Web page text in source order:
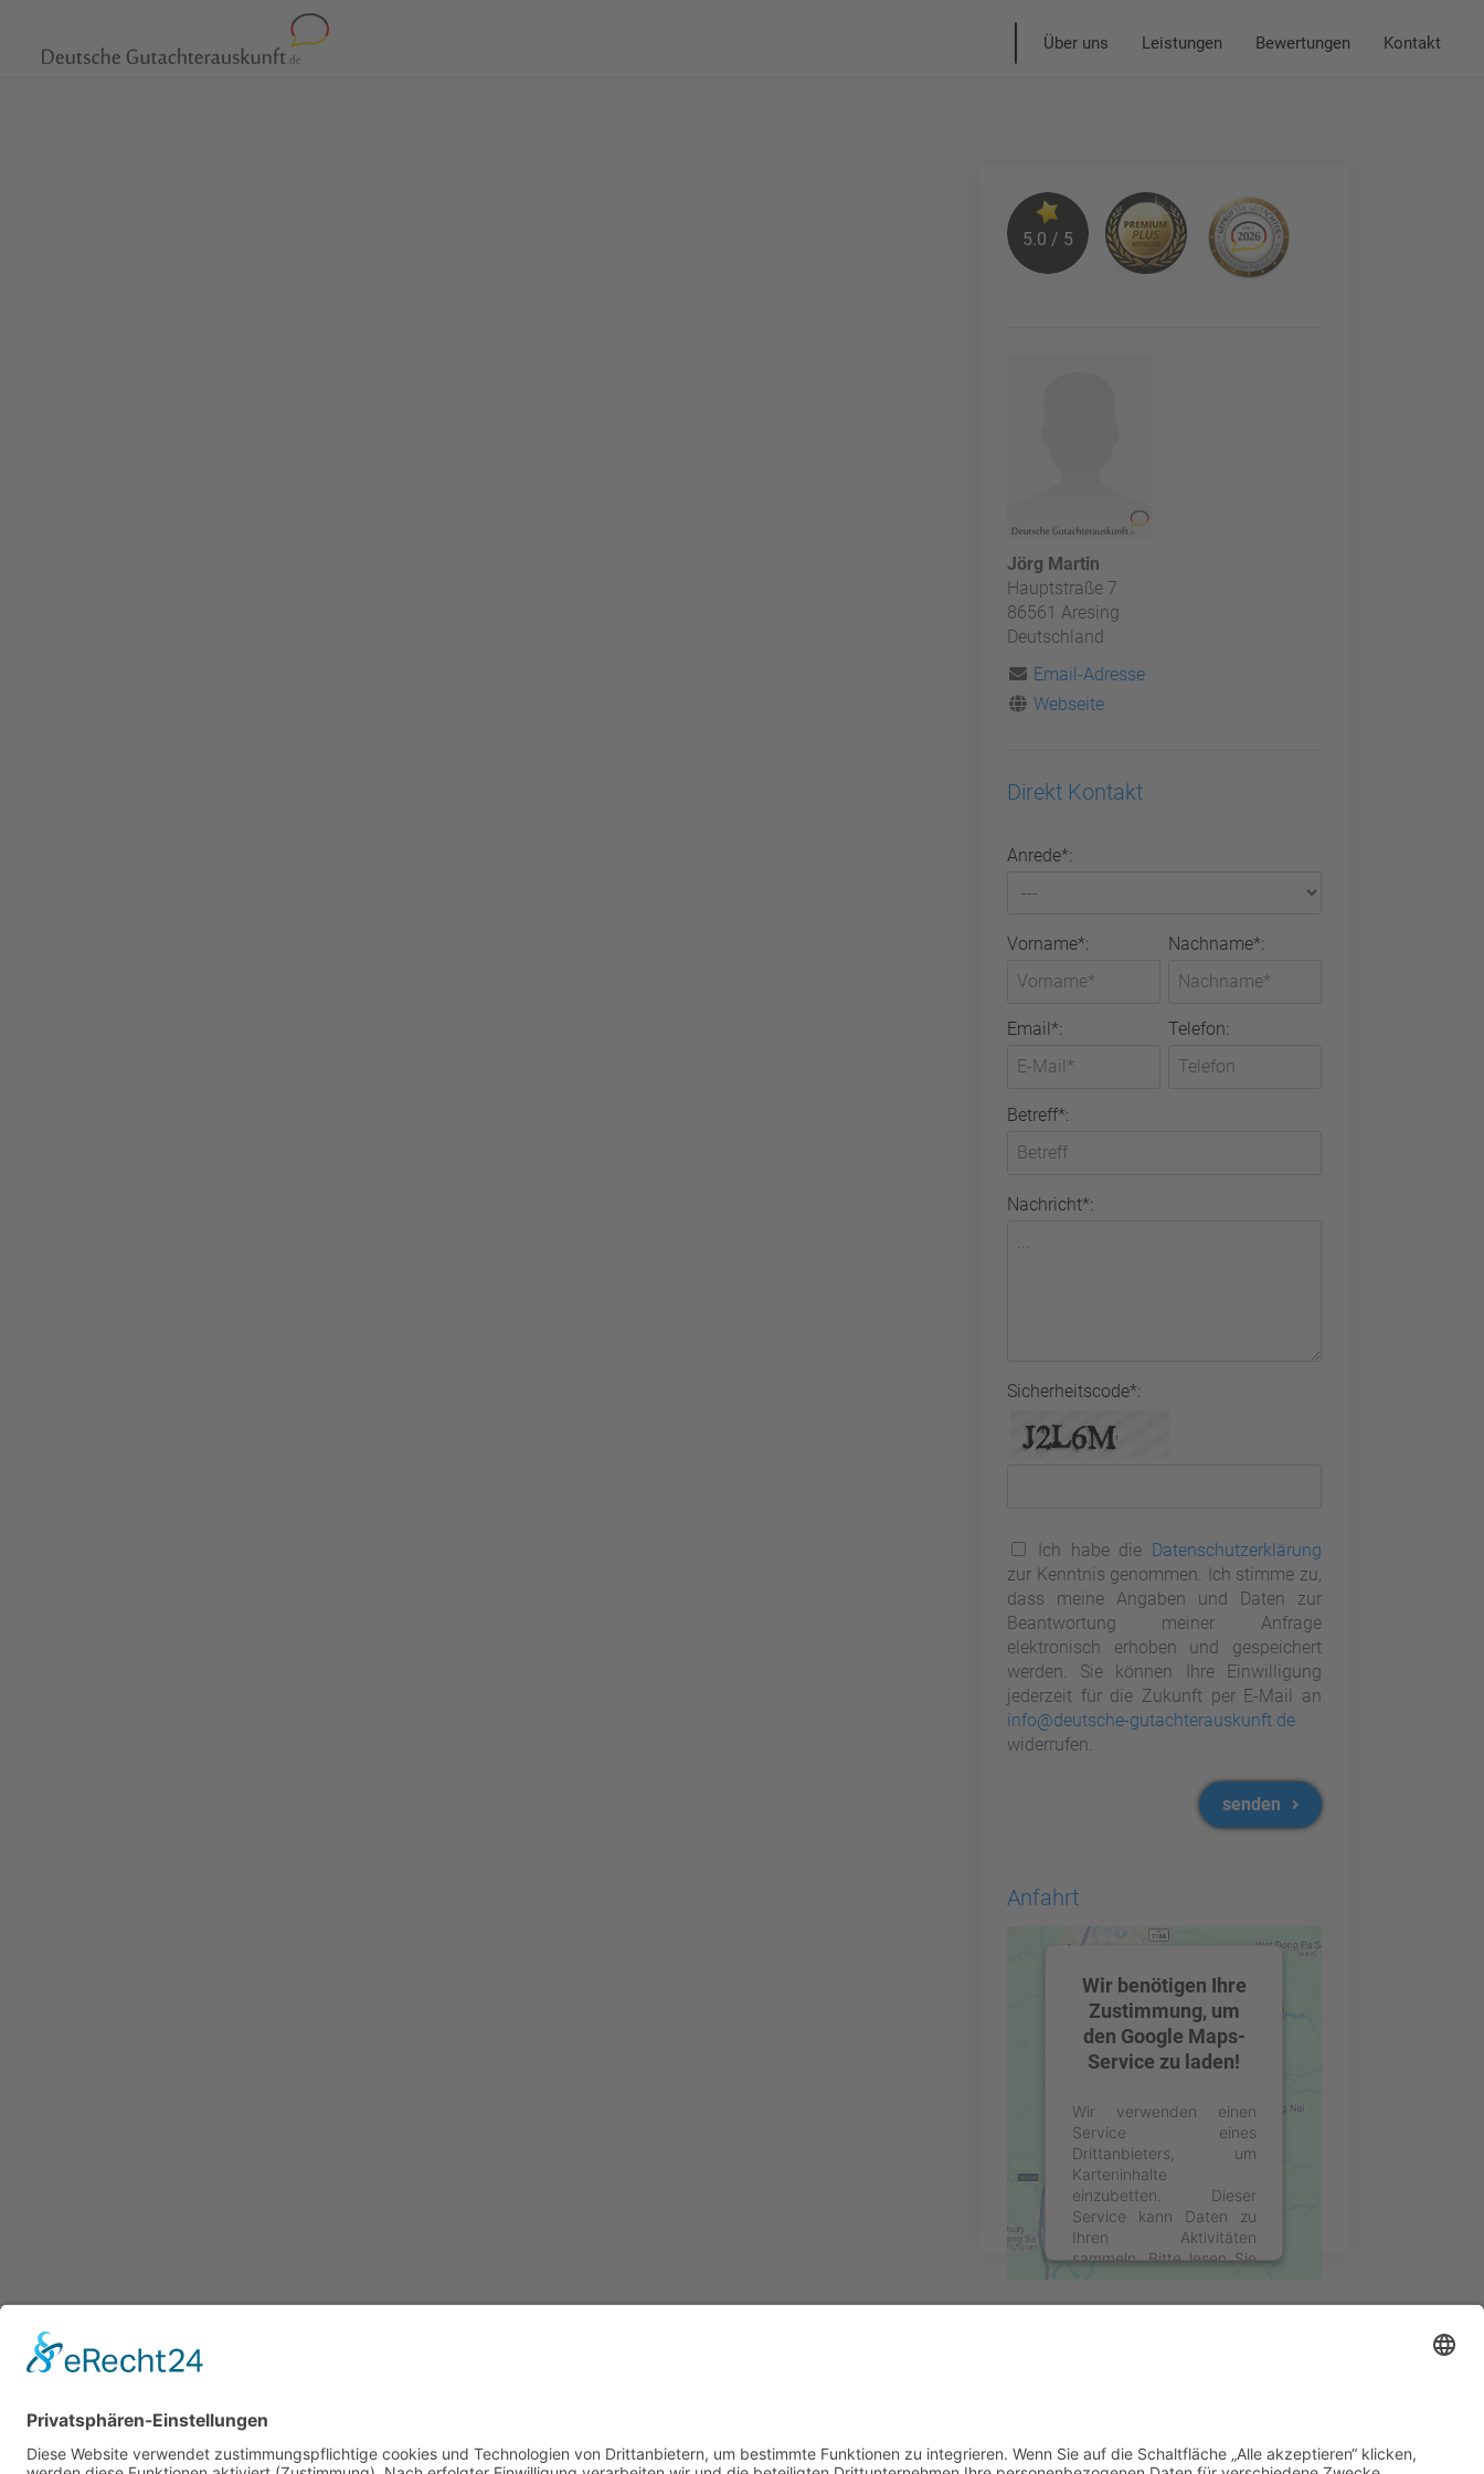
Über uns Leistungen Bewertungen Kontakt
5.0 / 5
Jörg Martin
Hauptstraße 7
86561 Aresing
Deutschland
Email-Adresse
Webseite
Direkt Kontakt
Anrede*:
Vorname*: Nachname*:
Email*: Telefon:
Betreff*:
Nachricht*:
Sicherheitscode*:
Ich habe die Datenschutzerklärung
zur Kenntnis genommen. Ich stimme zu,
dass meine Angaben und Daten zur
Beantwortung meiner Anfrage
elektronisch erhoben und gespeichert
werden. Sie können Ihre Einwilligung
jederzeit für die Zukunft per E-Mail an
info@deutsche-gutachterauskunft.de
widerrufen.
senden
Anfahrt
Wir benötigen Ihre
Zustimmung, um
den Google Maps-
Service zu laden!
Wir verwenden einen
Service eines
Drittanbieters, um
Karteninhalte
einzubetten. Dieser
Service kann Daten zu
Ihren Aktivitäten
sammeln. Bitte lesen Sie
die Details durch und
Akzeptieren
joerg@martin-gutachten.de
Cookie-Einstellungen